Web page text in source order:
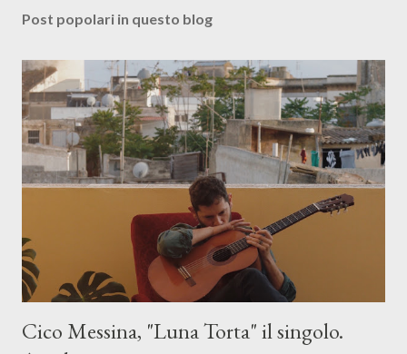
Post popolari in questo blog
Cico Messina, "Luna Torta" il singolo.